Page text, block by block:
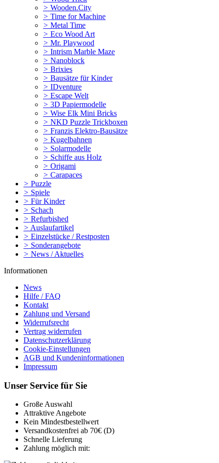
> Wooden.City
> Time for Machine
> Metal Time
> Eco Wood Art
> Mr. Playwood
> Intrism Marble Maze
> Nanoblock
> Brixies
> Bausätze für Kinder
> IDventure
> Escape Welt
> 3D Papiermodelle
> Wise Elk Mini Bricks
> NKD Puzzle Trickboxen
> Franzis Elektro-Bausätze
> Kugelbahnen
> Solarmodelle
> Schiffe aus Holz
> Origami
> Carapaces
> Puzzle
> Spiele
> Für Kinder
> Schach
> Refurbished
> Auslaufartikel
> Einzelstücke / Restposten
> Sonderangebote
> News / Aktuelles
Informationen
News
Hilfe / FAQ
Kontakt
Zahlung und Versand
Widerrufsrecht
Vertrag widerrufen
Datenschutzerklärung
Cookie-Einstellungen
AGB und Kundeninformationen
Impressum
Unser Service für Sie
Große Auswahl
Attraktive Angebote
Kein Mindestbestellwert
Versandkostenfrei ab 70€ (D)
Schnelle Lieferung
Zahlung möglich mit: